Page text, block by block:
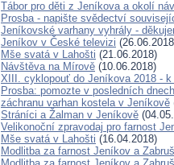
Tábor pro děti z Jeníkova a okolí
Prosba - napište svědectví
Jeníkovské varhany vyhrály -
Jeníkov v České televizi
Mše svatá v Lahošti (21.06.2018)
Návštěva na Mírově (10.06.2018)
XIII. cyklopouť do Jeníkova 2018 -
Prosba: pomozte v posledních
záchranu varhan kostela v Jeníkově
Stráníci a Žalman v Jeníkově
Velikonoční zpravodaj pro farnost
Mše svatá v Lahošti (16.04.2018)
Modlitba za farnost Jeníkov a